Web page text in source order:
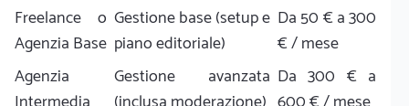
Freelance o
Agenzia Base
Gestione base (setup e
piano editoriale)
Da 50 € a 300
€ / mese
Agenzia
Gestione avanzata Da 300 € a